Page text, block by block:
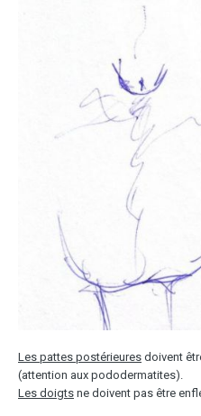
Les pattes postérieures doivent
(attention aux pododermatites).
Les doigts ne doivent pas être